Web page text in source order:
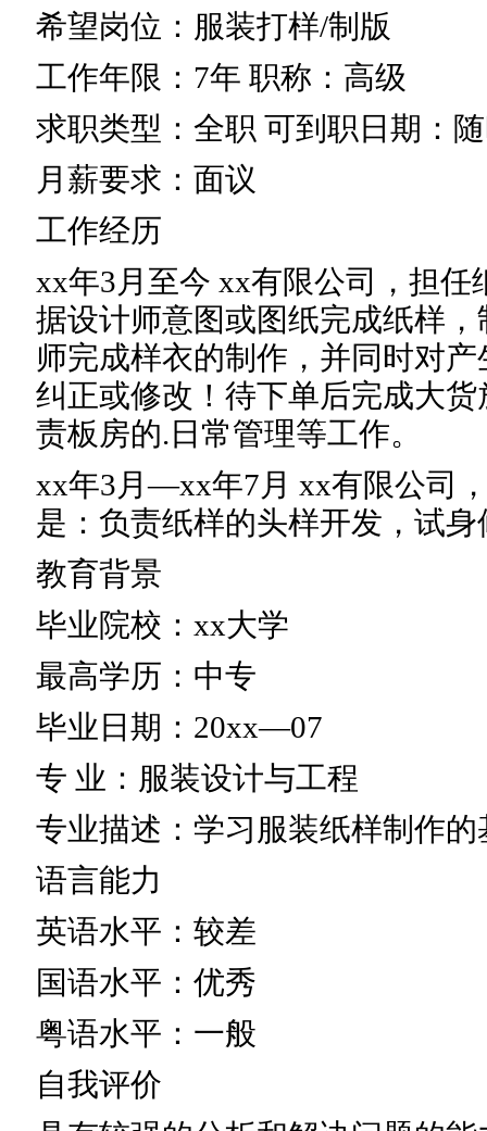
希望岗位：服装打样/制版
工作年限：7年 职称：高级
求职类型：全职 可到职日期：
月薪要求：面议
工作经历
xx年3月至今 xx有限公司，担任
据设计师意图或图纸完成纸样
师完成样衣的制作，并同时对
纠正或修改！待下单后完成大
责板房的.日常管理等工作。
xx年3月—xx年7月 xx有限公司
是：负责纸样的头样开发，试
教育背景
毕业院校：xx大学
最高学历：中专
毕业日期：20xx—07
专 业：服装设计与工程
专业描述：学习服装纸样制作的
语言能力
英语水平：较差
国语水平：优秀
粤语水平：一般
自我评价